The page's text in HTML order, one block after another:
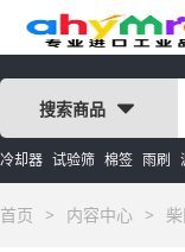
搜索商品
冷却器 试验筛 棉签 雨刷
首页 > 内容中心 >